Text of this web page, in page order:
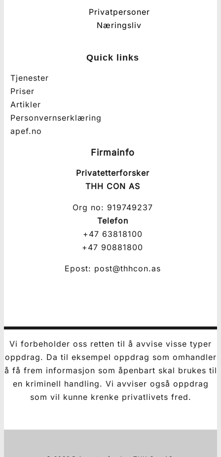
Privatpersoner
Næringsliv
Quick links
Tjenester
Priser
Artikler
Personvernserklæring
apef.no
Firmainfo
Privatetterforsker
THH CON AS
Org no: 919749237
Telefon
+47 63818100
+47 90881800
Epost: post@thhcon.as
Vi forbeholder oss retten til å avvise visse typer
oppdrag. Da til eksempel oppdrag som omhandler
å få frem informasjon som åpenbart skal brukes til
en kriminell handling. Vi avviser også oppdrag
som vil kunne krenke privatlivets fred.